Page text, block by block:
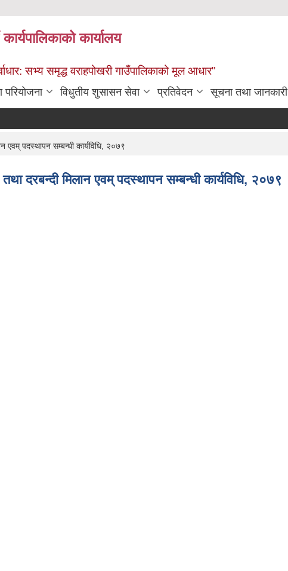
कार्यालय
सभ्य समृद्ध वराहपोखरी गाउँपालिकाको मूल आधार"
परियोजना विधुतीय शुसासन सेवा प्रतिवेदन सूचना तथा जानकारी
एवम् पदस्थापन सम्बन्धी कार्यविधि, २०७९
तथा दरबन्दी मिलान एवम् पदस्थापन सम्बन्धी कार्यविधि, २०७९